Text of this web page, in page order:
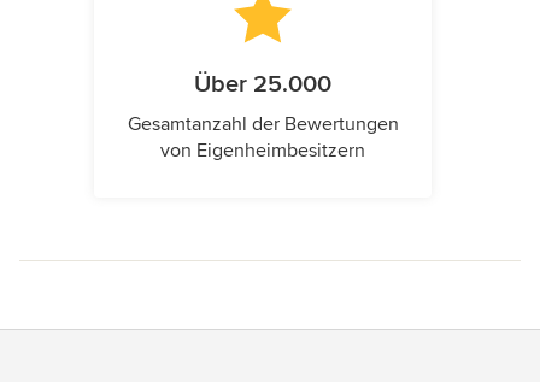
Über 25.000
Gesamtanzahl der Bewertungen
von Eigenheimbesitzern